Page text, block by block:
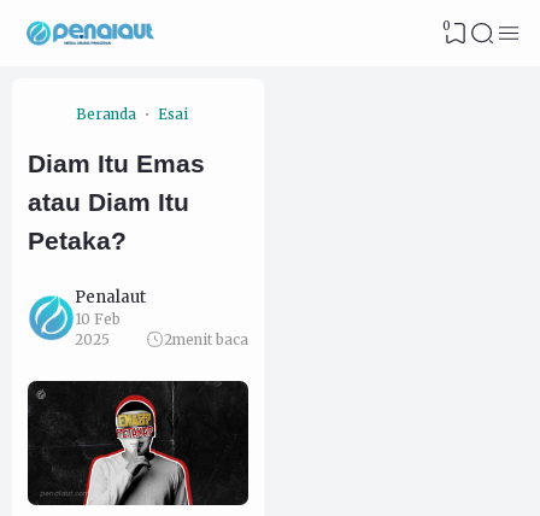
0
Beranda Esai
Diam Itu Emas
atau Diam Itu
Petaka?
Penalaut
10 Feb
2025
2menit baca